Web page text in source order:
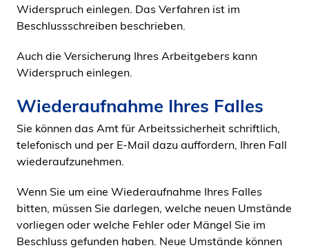
Widerspruch einlegen. Das Verfahren ist im
Beschlussschreiben beschrieben.
Auch die Versicherung Ihres Arbeitgebers kann
Widerspruch einlegen.
Wiederaufnahme Ihres Falles
Sie können das Amt für Arbeitssicherheit schriftlich,
telefonisch und per E-Mail dazu auffordern, Ihren Fall
wiederaufzunehmen.
Wenn Sie um eine Wiederaufnahme Ihres Falles
bitten, müssen Sie darlegen, welche neuen Umstände
vorliegen oder welche Fehler oder Mängel Sie im
Beschluss gefunden haben. Neue Umstände können